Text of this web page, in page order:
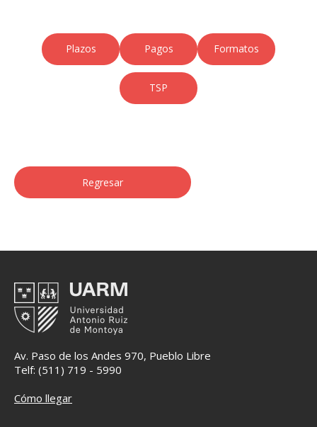
Plazos Pagos Formatos
TSP
Regresar
Av. Paso de los Andes 970, Pueblo Libre
Telf: (511) 719 - 5990
Cómo llegar